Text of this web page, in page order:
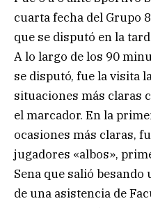
cuarta fecha del Grupo
que se disputó en la
A lo largo de los 90
se disputó, fue la visita
situaciones más claras
el marcador. En la
ocasiones más claras,
jugadores «albos»,
Sena que salió besando
de una asistencia de